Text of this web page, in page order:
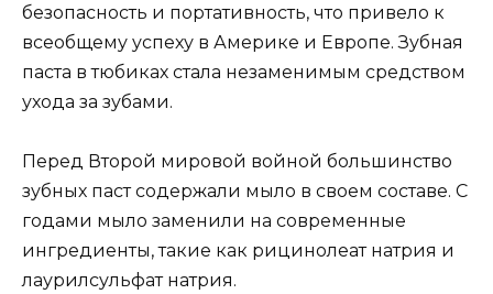
безопасность и портативность, что привело к
всеобщему успеху в Америке и Европе. Зубная
паста в тюбиках стала незаменимым средством
ухода за зубами.
Перед Второй мировой войной большинство
зубных паст содержали мыло в своем составе. С
годами мыло заменили на современные
ингредиенты, такие как рицинолеат натрия и
лаурилсульфат натрия.